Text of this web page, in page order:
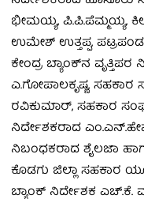
ಭೀಮಯ್ಯ, ಪಿ.ಪಿ.ಪೆಮ್ಮಯ್ಯ,
ಉಮೇಶ್ ಉತ್ತಪ್ಪ,
ಕೇಂದ್ರ ಬ್ಯಾಂಕ್‌ನ
ಎ.ಗೋಪಾಲಕೃಷ್ಣ,
ರವಿಕುಮಾರ್, ಸಹಕಾರ
ನಿರ್ದೇಶಕರಾದ
ನಿಬಂಧಕರಾದ ಶೈಲಜಾ
ಕೊಡಗು ಜಿಲ್ಲಾ ಸಹಕಾರ
ಬ್ಯಾಂಕ್ ನಿರ್ದೇಶಕ ಎಚ್.ಕೆ.